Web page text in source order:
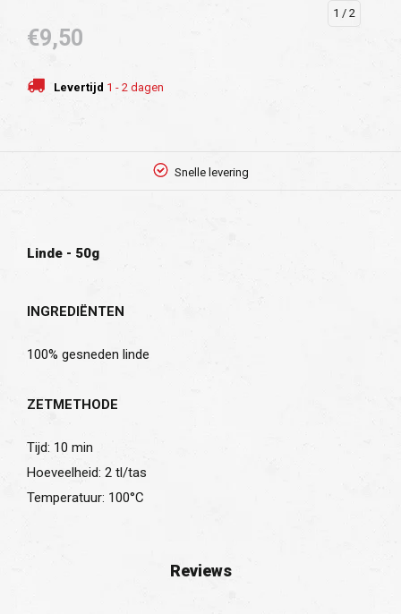
1 / 2
€9,50
Levertijd 1 - 2 dagen
Snelle levering
Linde - 50g
INGREDIËNTEN
100% gesneden linde
ZETMETHODE
Tijd: 10 min
Hoeveelheid: 2 tl/tas
Temperatuur: 100°C
Reviews